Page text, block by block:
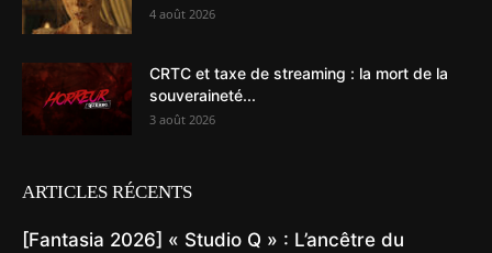
4 août 2026
CRTC et taxe de streaming : la mort de la
souveraineté...
3 août 2026
ARTICLES RÉCENTS
[Fantasia 2026] « Studio Q » : L’ancêtre du